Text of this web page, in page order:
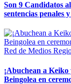
Son 9 Candidatos
sentencias penales
Red de Medios
¡Abuchean a
Beingolea en